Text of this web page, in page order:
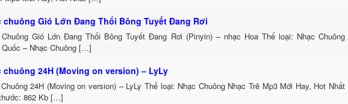
chuông Gió Lớn Đang Thổi Bông Tuyết Đang Rơi
Chuông Gió Lớn Đang Thổi Bông Tuyết Đang Rơi (Pinyin) – nhạc Hoa Thể loại: Nhạc Chuông
Quốc – Nhạc Chuông […]
chuông 24H (Moving on version) – LyLy
24H (Moving on version) – LyLy Thể loại: Nhạc Chuông Nhạc Trẻ Mp3 Mới Hay, Hot Nhất
862 Kb […]